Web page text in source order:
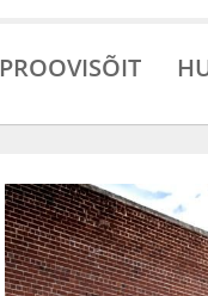
PROOVISÕIT